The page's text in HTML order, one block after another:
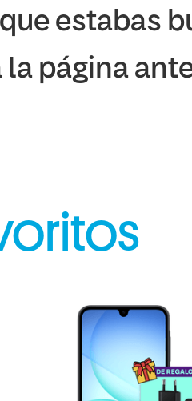
estabas
la página